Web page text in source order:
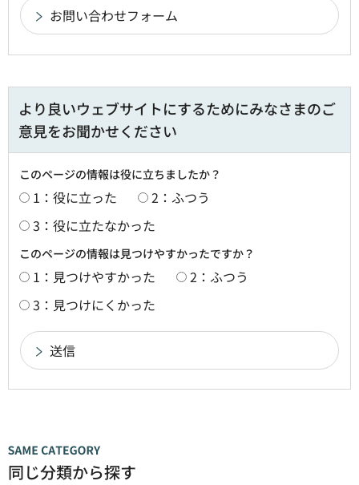
より良いウェブサイトにするためにみなさまのご
意見をお聞かせください
このページの情報は役に立ちましたか？
1：役に立った
2：ふつう
3：役に立たなかった
このページの情報は見つけやすかったですか？
1：見つけやすかった
2：ふつう
3：見つけにくかった
同じ分類から探す